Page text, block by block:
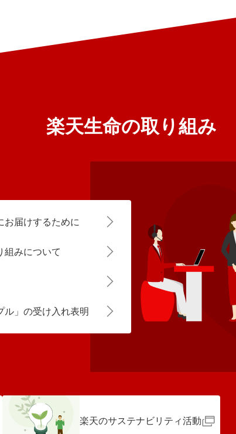
楽天生命の取り組み
お届けするために
組みについて
ル」の受け入れ表明
楽天のサステナビリティ活動